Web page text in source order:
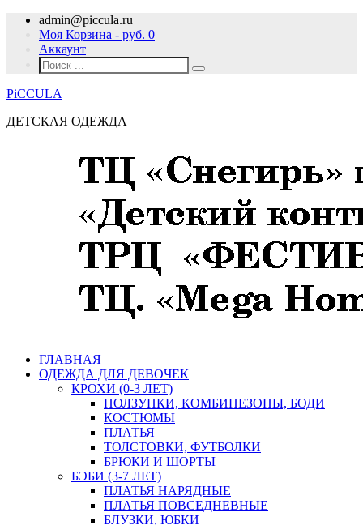
admin@piccula.ru
Моя Корзина - руб. 0
Аккаунт
PiCCULA
ДЕТСКАЯ ОДЕЖДА
ГЛАВНАЯ
ОДЕЖДА ДЛЯ ДЕВОЧЕК
КРОХИ (0-3 ЛЕТ)
ПОЛЗУНКИ, КОМБИНЕЗОНЫ, БОДИ
КОСТЮМЫ
ПЛАТЬЯ
ТОЛСТОВКИ, ФУТБОЛКИ
БРЮКИ И ШОРТЫ
БЭБИ (3-7 ЛЕТ)
ПЛАТЬЯ НАРЯДНЫЕ
ПЛАТЬЯ ПОВСЕДНЕВНЫЕ
БЛУЗКИ, ЮБКИ